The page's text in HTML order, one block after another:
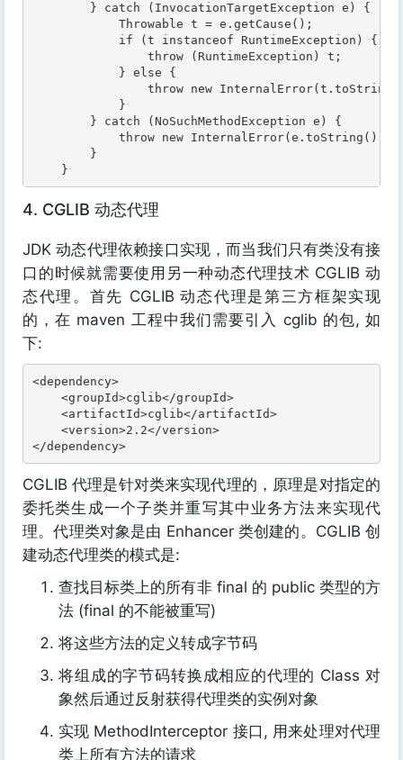
        } catch (InvocationTargetException e) {
            Throwable t = e.getCause();
            if (t instanceof RuntimeException) {
                throw (RuntimeException) t;
            } else {
throw new
            }
        } catch (NoSuchMethodException e) {
throw new InternalError(e.toString(),
        }
    }
4. CGLIB 动态代理
JDK 动态代理依赖接口实现，而当我们只有类没有接
口的时候就需要使用另一种动态代理技术 CGLIB 动
态代理。首先 CGLIB 动态代理是第三方框架实现
的，在 maven 工程中我们需要引入 cglib 的包, 如
下:
<dependency>
    <groupId>cglib</groupId>
    <artifactId>cglib</artifactId>
    <version>2.2</version>
</dependency>
CGLIB 代理是针对类来实现代理的，原理是对指定的
委托类生成一个子类并重写其中业务方法来实现代
理。代理类对象是由 Enhancer 类创建的。CGLIB 创
建动态代理类的模式是:
查找目标类上的所有非 final 的 public 类型的方
法 (final 的不能被重写)
将这些方法的定义转成字节码
将组成的字节码转换成相应的代理的 Class 对
象然后通过反射获得代理类的实例对象
实现 MethodInterceptor 接口, 用来处理对代理
类上所有方法的请求